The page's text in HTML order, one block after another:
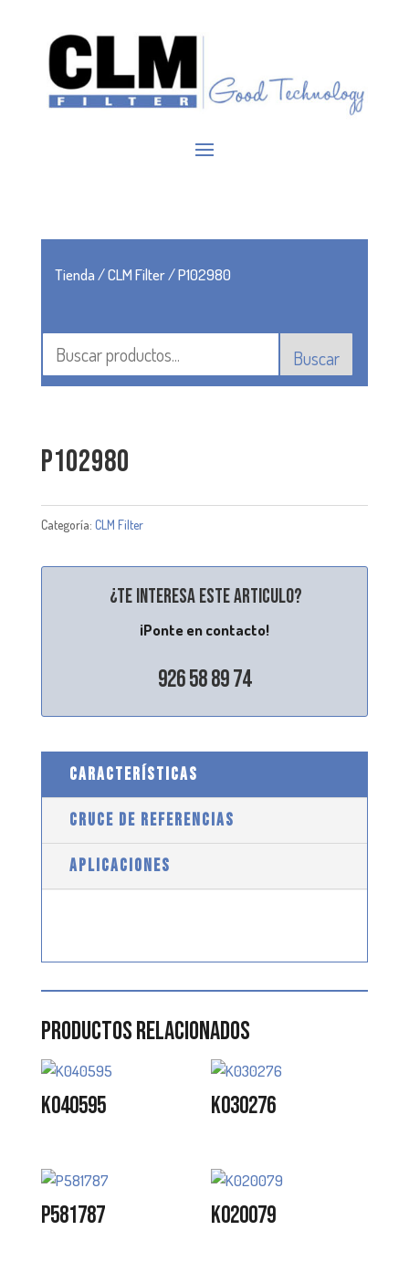
Tienda/CLM Filter/ P102980
Buscar
P102980
Categoría: CLM Filter
¿Te interesa este articulo?
¡Ponte en contacto!
926 58 89 74
CARACTERÍSTICAS
CRUCE DE REFERENCIAS
APLICACIONES
Productos relacionados
K040595 K030276
P581787 K020079